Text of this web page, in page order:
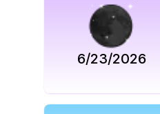
6/23/2026